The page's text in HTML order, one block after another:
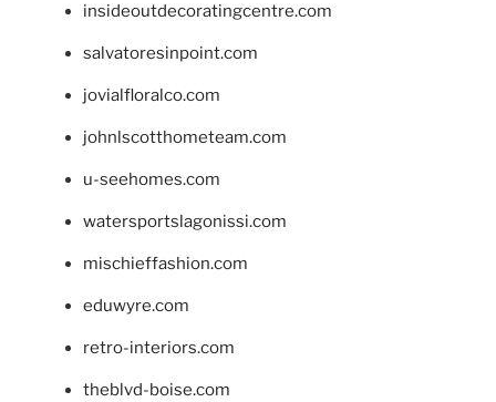
insideoutdecoratingcentre.com
salvatoresinpoint.com
jovialfloralco.com
johnlscotthometeam.com
u-seehomes.com
watersportslagonissi.com
mischieffashion.com
eduwyre.com
retro-interiors.com
theblvd-boise.com